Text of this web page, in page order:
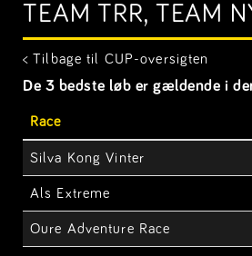
TEAM TRR, TEAM
< Tilbage til CUP-oversigten
De 3 bedste løb er gældende i
Race
Silva Kong Vinter
Als Extreme
Oure Adventure Race